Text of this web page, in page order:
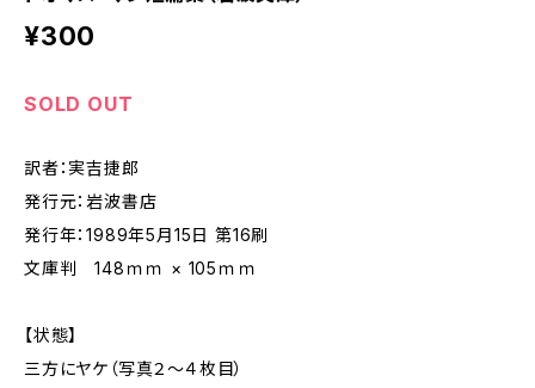
¥300
SOLD OUT
訳者：実吉捷郎
発行元：岩波書店
発行年：1989年5月15日 第16刷
文庫判 148ｍｍ × 105ｍｍ
【状態】
三方にヤケ（写真２～４枚目）